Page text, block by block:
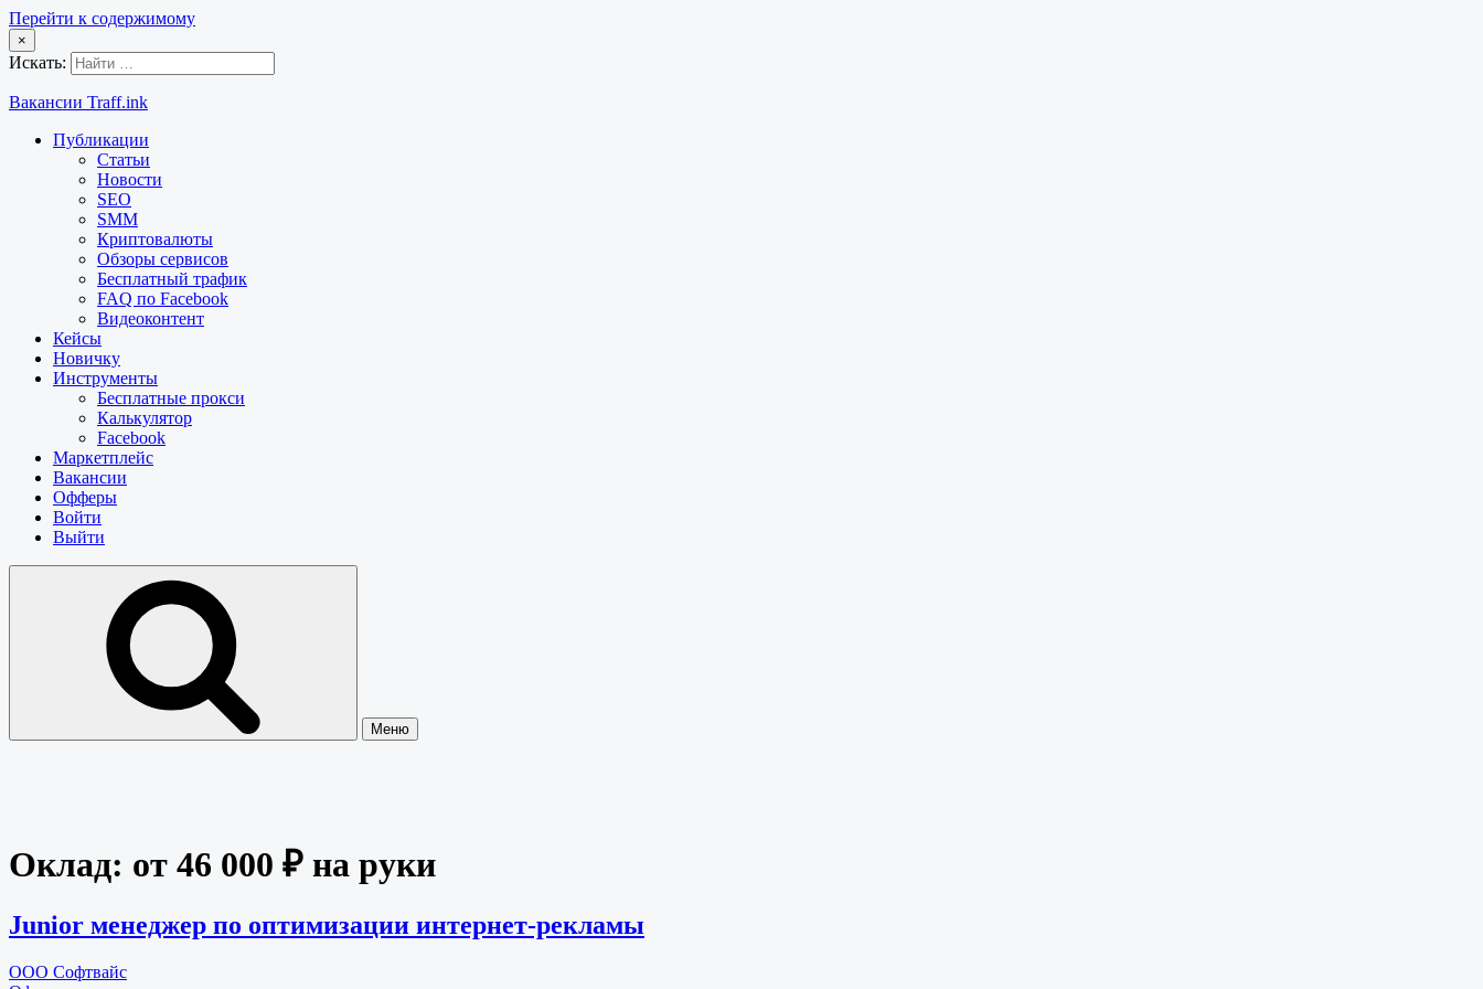
Перейти к содержимому
×
Искать:
Вакансии Traff.ink
Публикации
Статьи
Новости
SEO
SMM
Криптовалюты
Обзоры сервисов
Бесплатный трафик
FAQ по Facebook
Видеоконтент
Кейсы
Новичку
Инструменты
Бесплатные прокси
Калькулятор
Facebook
Маркетплейс
Вакансии
Офферы
Войти
Выйти
Меню
Оклад: от 46 000 ₽ на руки
Junior менеджер по оптимизации интернет-рекламы
ООО Софтвайс